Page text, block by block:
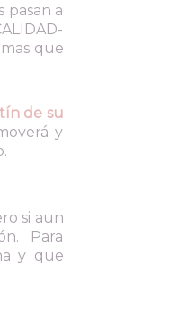
pasan a
que
de su
y
si aun
Para
y que